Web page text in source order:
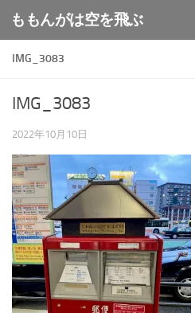
コンテンツへスキップ
ももんがは空を飛ぶ
IMG_3083
IMG_3083
2022年10月10日